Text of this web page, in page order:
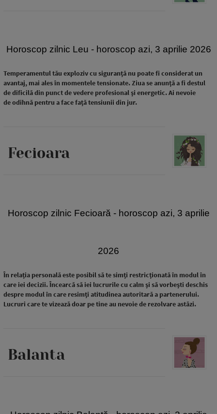
Horoscop zilnic Leu - horoscop azi, 3 aprilie 2026
Temperamentul tău exploziv cu siguranță nu poate fi considerat un
avantaj, mai ales în momentele tensionate. Ziua se anunță a fi destul
de dificilă din punct de vedere profesional și energetic. Ai nevoie
de odihnă pentru a face față tensiunii din jur.
Fecioara
Horoscop zilnic Fecioară - horoscop azi, 3 aprilie
2026
În relația personală este posibil să te simți restricționată în modul în
care iei decizii. Încearcă să iei lucrurile cu calm și să vorbești deschis
despre modul în care resimți atitudinea autoritară a partenerului.
Lucruri care te vizează doar pe tine au nevoie de rezolvare astăzi.
Balanta